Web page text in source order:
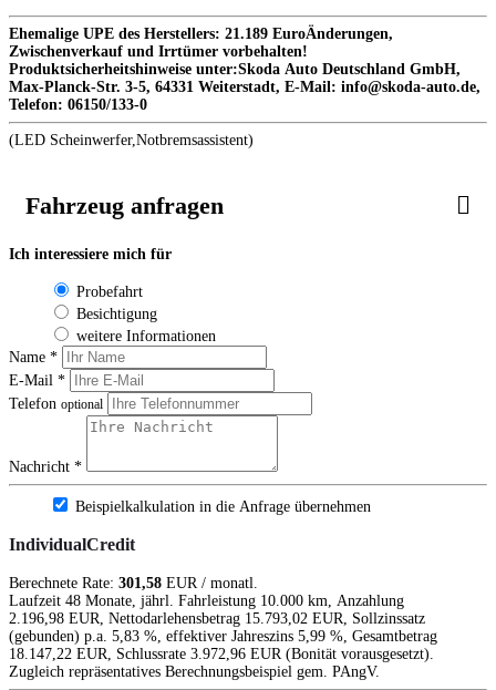
Ehemalige UPE des Herstellers: 21.189 EuroÄnderungen,
Zwischenverkauf und Irrtümer vorbehalten!
Produktsicherheitshinweise unter:Skoda Auto Deutschland GmbH,
Max-Planck-Str. 3-5, 64331 Weiterstadt, E-Mail: info@skoda-auto.de,
Telefon: 06150/133-0
(LED Scheinwerfer,Notbremsassistent)
Fahrzeug anfragen
Ich interessiere mich für
Probefahrt
Besichtigung
weitere Informationen
Name *
E-Mail *
Telefon optional
Nachricht *
Beispielkalkulation in die Anfrage übernehmen
IndividualCredit
Berechnete Rate: 301,58 EUR / monatl.
Laufzeit 48 Monate, jährl. Fahrleistung 10.000 km, Anzahlung
2.196,98 EUR, Nettodarlehensbetrag 15.793,02 EUR, Sollzinssatz
(gebunden) p.a. 5,83 %, effektiver Jahreszins 5,99 %, Gesamtbetrag
18.147,22 EUR, Schlussrate 3.972,96 EUR (Bonität vorausgesetzt).
Zugleich repräsentatives Berechnungsbeispiel gem. PAngV.